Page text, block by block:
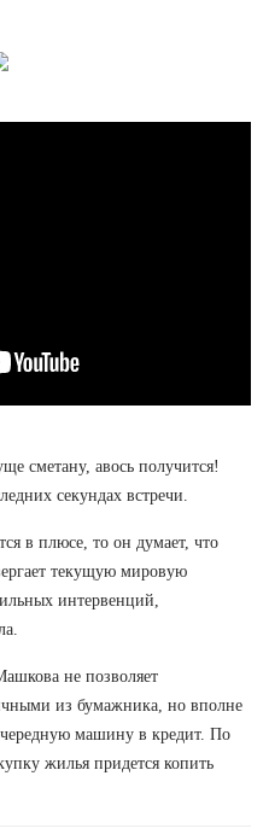
сметану, авось получится!
секундах встречи.
в плюсе, то он думает, что
текущую мировую
интервенций,
не позволяет
из бумажника, но вполне
машину в кредит. По
жилья придется копить